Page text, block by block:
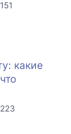
151
какие
223